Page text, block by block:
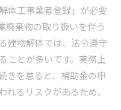
体工事業者登録」が必要
廃棄物の取り扱いを伴う
建物解体では、法令遵守
ことが多いです。実務上
きを怠ると、補助金の申
るリスクがあるため、